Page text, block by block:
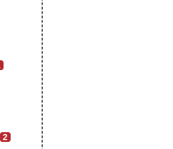
2